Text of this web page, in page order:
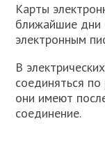
Карты
ближайшие дни
электронным
В
соединяться
они имеют
соединение.